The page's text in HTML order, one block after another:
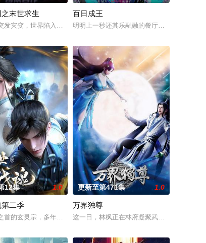
是“游魂圈”公认
不料遇到不按套路出牌的女司机，被撞之后的叶不凡无意中
末世求生
发灾变，世界陷入荒芜危机，四处出现作乱的暗影生灵。四位勇敢正
百日成王
明明上一秒还其乐融融的餐厅，下一秒竟然
山庄、无尘岛、轩辕
世界，发现自己成了注定被“天命之子”击败的“天命大
12集 1.0
二季
首的玄灵宗，多年来第一次来临水城选拔弟子，方秦两家围绕这一个
更新至第471集 1.0
万界独尊
这一日，林枫正在林府凝聚武魂，不想，他